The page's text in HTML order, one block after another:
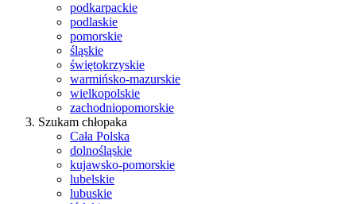
podkarpackie
podlaskie
pomorskie
śląskie
świętokrzyskie
warmińsko-mazurskie
wielkopolskie
zachodniopomorskie
Szukam chłopaka
Cała Polska
dolnośląskie
kujawsko-pomorskie
lubelskie
lubuskie